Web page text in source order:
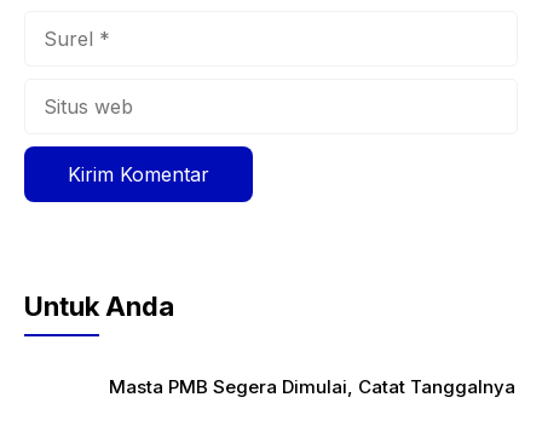
Untuk Anda
Masta PMB Segera Dimulai, Catat Tanggalnya